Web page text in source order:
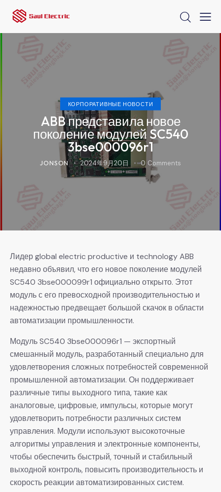
КОРПОРАТИВНЫЕ НОВОСТИ
ABB представила новое
поколение модулей SC540
3bse000096r1
JONSON 2024年9月20日 0 Comments
Лидер global electric productive и technology ABB
недавно объявил, что его новое поколение модулей
SC540 3bse000099r1 официально открыто. Этот
модуль с его превосходной производительностью и
надежностью предвещает большой скачок в области
автоматизации промышленности.
Модуль SC540 3bse000096r1 — экспортный
смешанный модуль, разработанный специально для
удовлетворения сложных потребностей современной
промышленной автоматизации. Он поддерживает
различные типы выходного типа, такие как
аналоговые, цифровые, импульсы, которые могут
удовлетворить потребности различных систем
управления. Модули используют высокоточные
алгоритмы управления и электронные компоненты,
чтобы обеспечить быстрый, точный и стабильный
выходной контроль, повысить производительность и
скорость реакции автоматизированных систем.